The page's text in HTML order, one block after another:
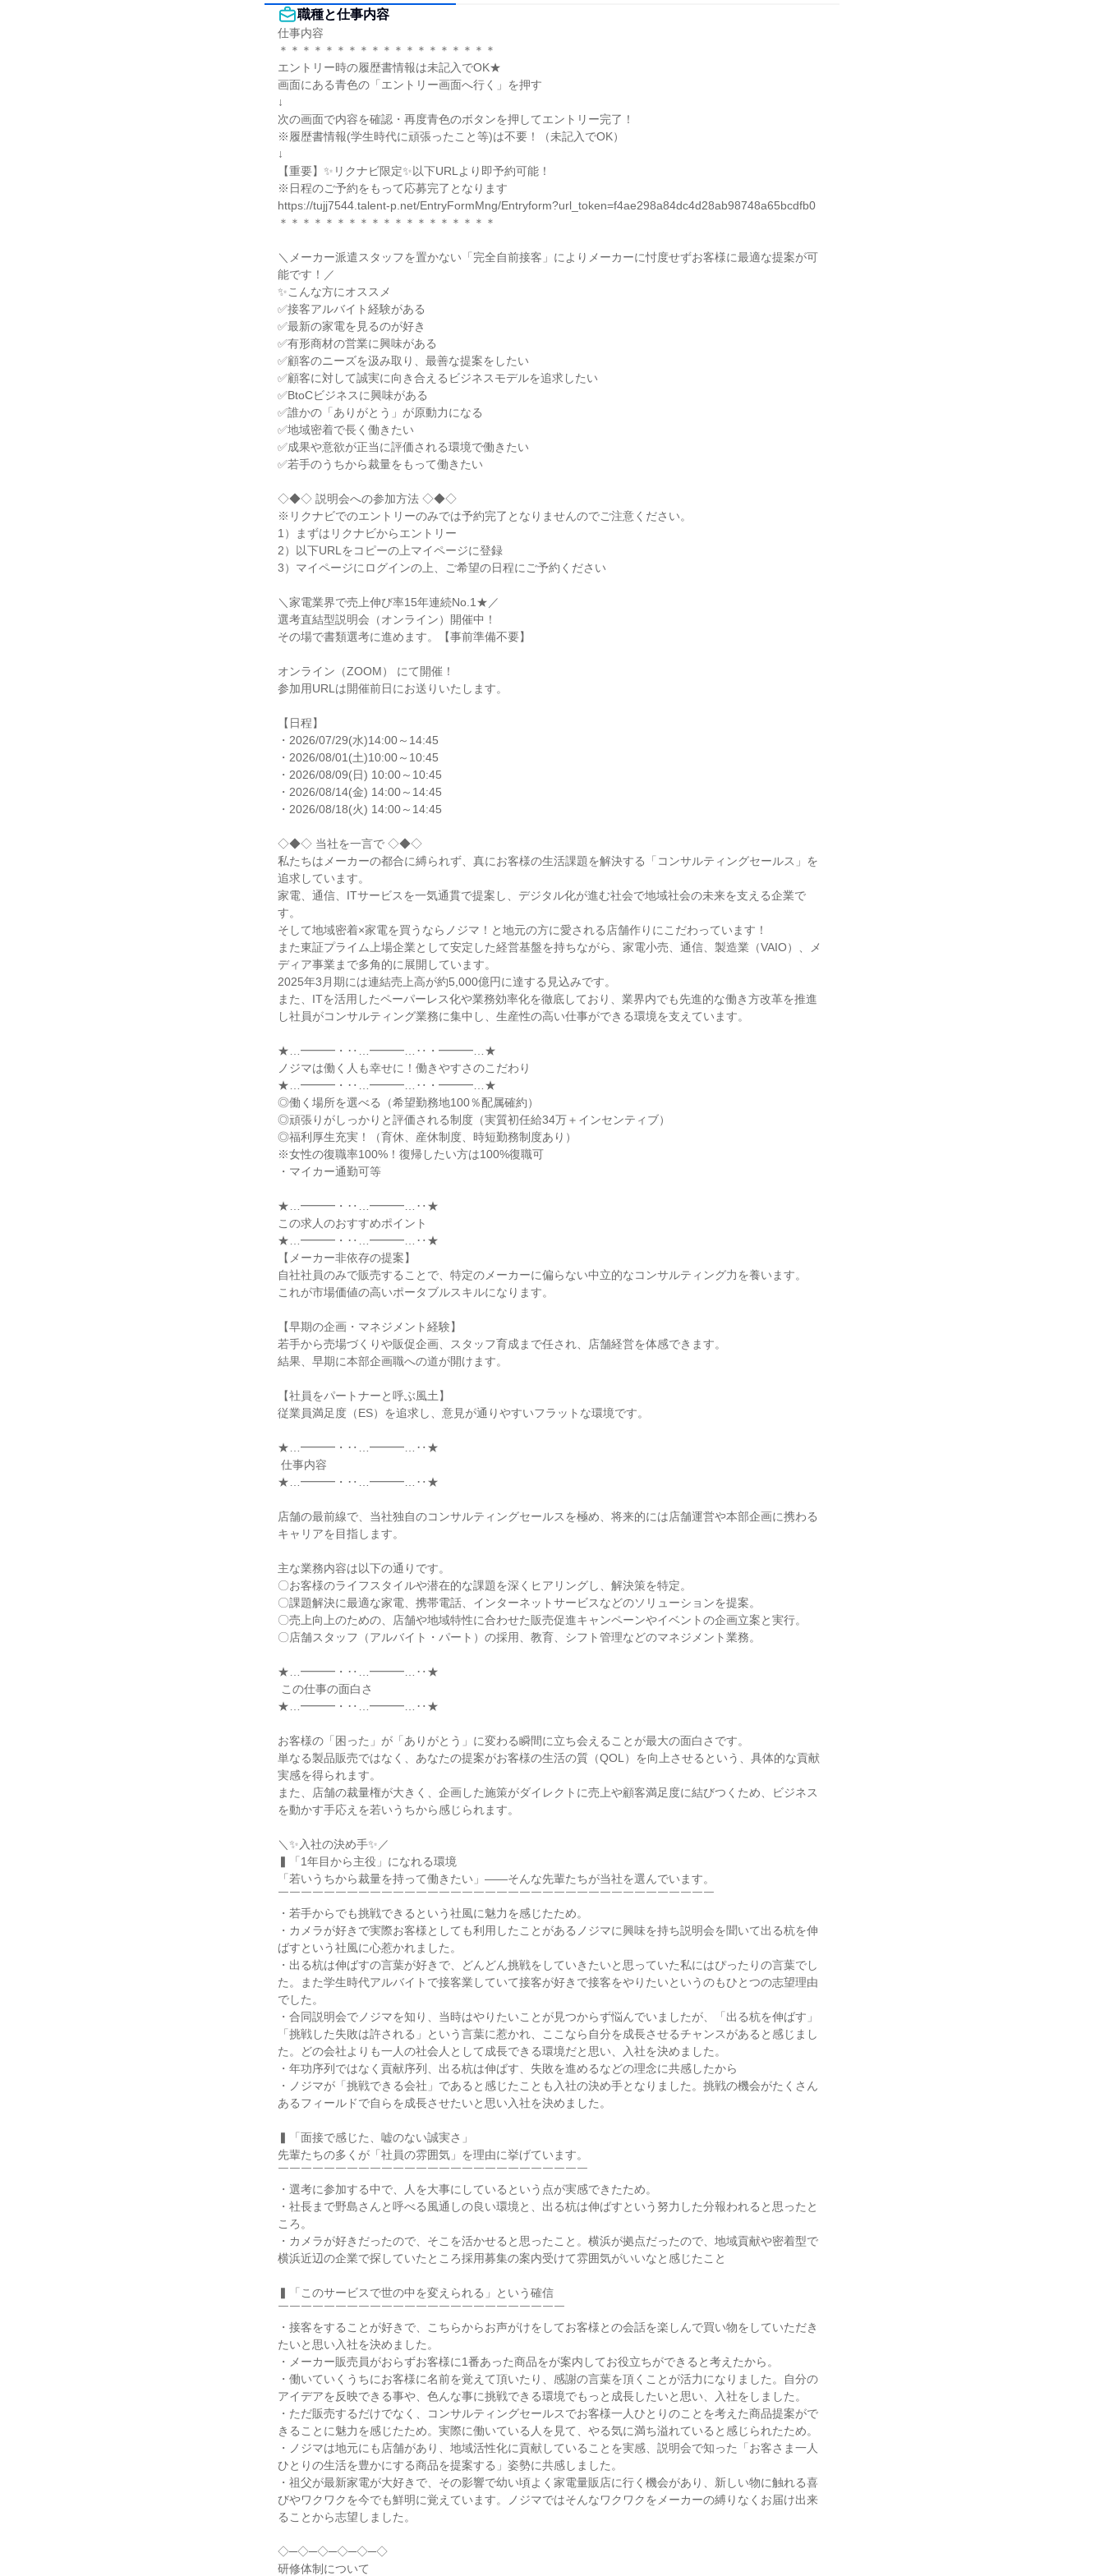
職種と仕事内容
仕事内容
＊＊＊＊＊＊＊＊＊＊＊＊＊＊＊＊＊＊＊
エントリー時の履歴書情報は未記入でOK★
画面にある青色の「エントリー画面へ行く」を押す
↓
次の画面で内容を確認・再度青色のボタンを押してエントリー完了！
※履歴書情報(学生時代に頑張ったこと等)は不要！（未記入でOK）
↓
【重要】✨リクナビ限定✨以下URLより即予約可能！
※日程のご予約をもって応募完了となります
https://tujj7544.talent-p.net/EntryFormMng/Entryform?url_token=f4ae298a84dc4d28ab98748a65bcdfb0
＊＊＊＊＊＊＊＊＊＊＊＊＊＊＊＊＊＊＊
＼メーカー派遣スタッフを置かない「完全自前接客」によりメーカーに忖度せずお客様に最適な提案が可
能です！／
✨こんな方にオススメ
✅接客アルバイト経験がある
✅最新の家電を見るのが好き
✅有形商材の営業に興味がある
✅顧客のニーズを汲み取り、最善な提案をしたい
✅顧客に対して誠実に向き合えるビジネスモデルを追求したい
✅BtoCビジネスに興味がある
✅誰かの「ありがとう」が原動力になる
✅地域密着で長く働きたい
✅成果や意欲が正当に評価される環境で働きたい
✅若手のうちから裁量をもって働きたい
◇◆◇ 説明会への参加方法 ◇◆◇
※リクナビでのエントリーのみでは予約完了となりませんのでご注意ください。
1）まずはリクナビからエントリー
2）以下URLをコピーの上マイページに登録
3）マイページにログインの上、ご希望の日程にご予約ください
＼家電業界で売上伸び率15年連続No.1★／
選考直結型説明会（オンライン）開催中！
その場で書類選考に進めます。【事前準備不要】
オンライン（ZOOM） にて開催！
参加用URLは開催前日にお送りいたします。
【日程】
・2026/07/29(水)14:00～14:45
・2026/08/01(土)10:00～10:45
・2026/08/09(日) 10:00～10:45
・2026/08/14(金) 14:00～14:45
・2026/08/18(火) 14:00～14:45
◇◆◇ 当社を一言で ◇◆◇
私たちはメーカーの都合に縛られず、真にお客様の生活課題を解決する「コンサルティングセールス」を
追求しています。
家電、通信、ITサービスを一気通貫で提案し、デジタル化が進む社会で地域社会の未来を支える企業で
す。
そして地域密着×家電を買うならノジマ！と地元の方に愛される店舗作りにこだわっています！
また東証プライム上場企業として安定した経営基盤を持ちながら、家電小売、通信、製造業（VAIO）、メ
ディア事業まで多角的に展開しています。
2025年3月期には連結売上高が約5,000億円に達する見込みです。
また、ITを活用したペーパーレス化や業務効率化を徹底しており、業界内でも先進的な働き方改革を推進
し社員がコンサルティング業務に集中し、生産性の高い仕事ができる環境を支えています。
★…━━━・‥…━━━…‥・━━━…★
ノジマは働く人も幸せに！働きやすさのこだわり
★…━━━・‥…━━━…‥・━━━…★
◎働く場所を選べる（希望勤務地100％配属確約）
◎頑張りがしっかりと評価される制度（実質初任給34万＋インセンティブ）
◎福利厚生充実！（育休、産休制度、時短勤務制度あり）
※女性の復職率100%！復帰したい方は100%復職可
・マイカー通勤可等
★…━━━・‥…━━━…‥★
この求人のおすすめポイント
★…━━━・‥…━━━…‥★
【メーカー非依存の提案】
自社社員のみで販売することで、特定のメーカーに偏らない中立的なコンサルティング力を養います。
これが市場価値の高いポータブルスキルになります。
【早期の企画・マネジメント経験】
若手から売場づくりや販促企画、スタッフ育成まで任され、店舗経営を体感できます。
結果、早期に本部企画職への道が開けます。
【社員をパートナーと呼ぶ風土】
従業員満足度（ES）を追求し、意見が通りやすいフラットな環境です。
★…━━━・‥…━━━…‥★
★…━━━・‥…━━━…‥★
店舗の最前線で、当社独自のコンサルティングセールスを極め、将来的には店舗運営や本部企画に携わる
キャリアを目指します。
主な業務内容は以下の通りです。
〇お客様のライフスタイルや潜在的な課題を深くヒアリングし、解決策を特定。
〇課題解決に最適な家電、携帯電話、インターネットサービスなどのソリューションを提案。
〇売上向上のための、店舗や地域特性に合わせた販売促進キャンペーンやイベントの企画立案と実行。
〇店舗スタッフ（アルバイト・パート）の採用、教育、シフト管理などのマネジメント業務。
★…━━━・‥…━━━…‥★
★…━━━・‥…━━━…‥★
お客様の「困った」が「ありがとう」に変わる瞬間に立ち会えることが最大の面白さです。
単なる製品販売ではなく、あなたの提案がお客様の生活の質（QOL）を向上させるという、具体的な貢献
実感を得られます。
また、店舗の裁量権が大きく、企画した施策がダイレクトに売上や顧客満足度に結びつくため、ビジネス
を動かす手応えを若いうちから感じられます。
＼✨入社の決め手✨／
▍「1年目から主役」になれる環境
「若いうちから裁量を持って働きたい」——そんな先輩たちが当社を選んでいます。
￣￣￣￣￣￣￣￣￣￣￣￣￣￣￣￣￣￣￣￣￣￣￣￣￣￣￣￣￣￣￣￣￣￣￣￣￣￣
・若手からでも挑戦できるという社風に魅力を感じたため。
・カメラが好きで実際お客様としても利用したことがあるノジマに興味を持ち説明会を聞いて出る杭を伸
ばすという社風に心惹かれました。
・出る杭は伸ばすの言葉が好きで、どんどん挑戦をしていきたいと思っていた私にはぴったりの言葉でし
た。また学生時代アルバイトで接客業していて接客が好きで接客をやりたいというのもひとつの志望理由
でした。
・合同説明会でノジマを知り、当時はやりたいことが見つからず悩んでいましたが、「出る杭を伸ばす」
「挑戦した失敗は許される」という言葉に惹かれ、ここなら自分を成長させるチャンスがあると感じまし
た。どの会社よりも一人の社会人として成長できる環境だと思い、入社を決めました。
・年功序列ではなく貢献序列、出る杭は伸ばす、失敗を進めるなどの理念に共感したから
・ノジマが「挑戦できる会社」であると感じたことも入社の決め手となりました。挑戦の機会がたくさん
あるフィールドで自らを成長させたいと思い入社を決めました。
▍「面接で感じた、嘘のない誠実さ」
先輩たちの多くが「社員の雰囲気」を理由に挙げています。
￣￣￣￣￣￣￣￣￣￣￣￣￣￣￣￣￣￣￣￣￣￣￣￣￣￣￣
・選考に参加する中で、人を大事にしているという点が実感できたため。
・社長まで野島さんと呼べる風通しの良い環境と、出る杭は伸ばすという努力した分報われると思ったと
ころ。
・カメラが好きだったので、そこを活かせると思ったこと。横浜が拠点だったので、地域貢献や密着型で
横浜近辺の企業で探していたところ採用募集の案内受けて雰囲気がいいなと感じたこと
▍「このサービスで世の中を変えられる」という確信
￣￣￣￣￣￣￣￣￣￣￣￣￣￣￣￣￣￣￣￣￣￣￣￣￣
・接客をすることが好きで、こちらからお声がけをしてお客様との会話を楽しんで買い物をしていただき
たいと思い入社を決めました。
・メーカー販売員がおらずお客様に1番あった商品をが案内してお役立ちができると考えたから。
・働いていくうちにお客様に名前を覚えて頂いたり、感謝の言葉を頂くことが活力になりました。自分の
アイデアを反映できる事や、色んな事に挑戦できる環境でもっと成長したいと思い、入社をしました。
・ただ販売するだけでなく、コンサルティングセールスでお客様一人ひとりのことを考えた商品提案がで
きることに魅力を感じたため。実際に働いている人を見て、やる気に満ち溢れていると感じられたため。
・ノジマは地元にも店舗があり、地域活性化に貢献していることを実感、説明会で知った「お客さま一人
ひとりの生活を豊かにする商品を提案する」姿勢に共感しました。
・祖父が最新家電が大好きで、その影響で幼い頃よく家電量販店に行く機会があり、新しい物に触れる喜
びやワクワクを今でも鮮明に覚えています。ノジマではそんなワクワクをメーカーの縛りなくお届け出来
ることから志望しました。
◇─◇─◇─◇─◇─◇
研修体制について